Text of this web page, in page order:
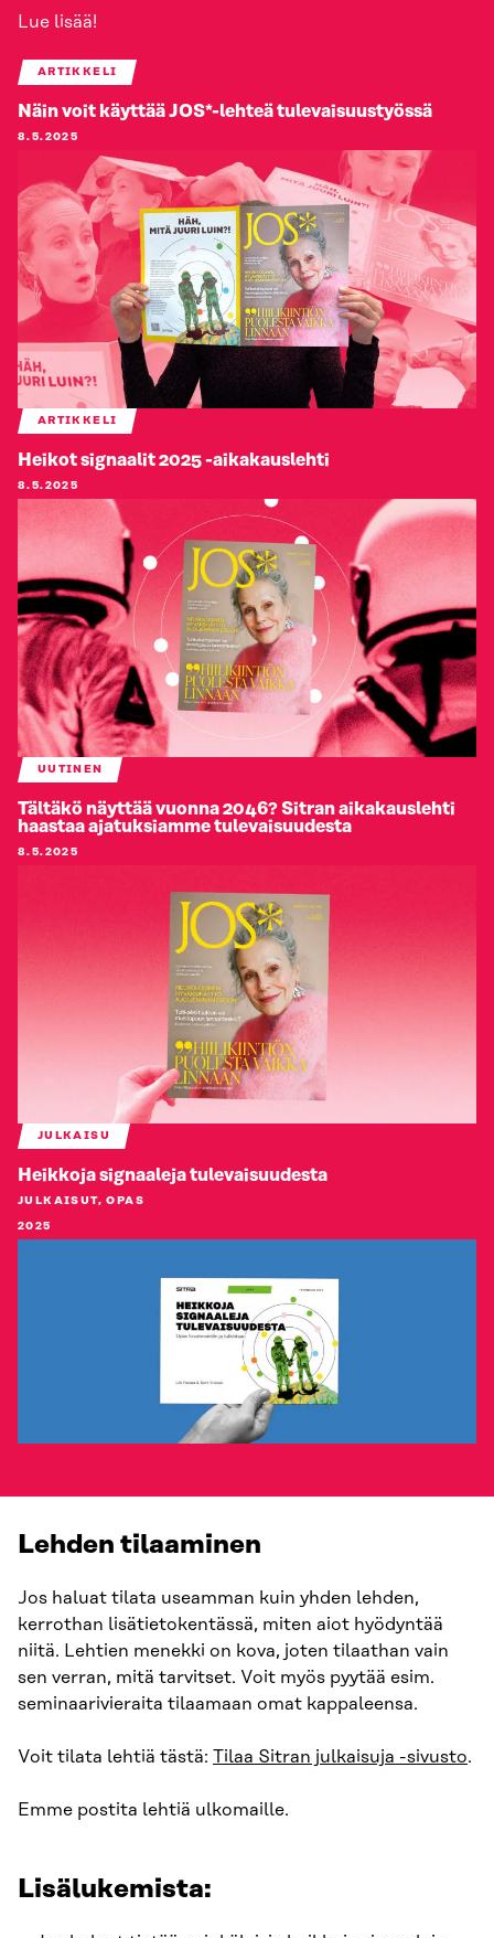
Lue lisää!
ARTIKKELI
Näin voit käyttää JOS*-lehteä tulevaisuustyössä
8.5.2025
ARTIKKELI
Heikot signaalit 2025 -aikakauslehti
8.5.2025
UUTINEN
Tältäkö näyttää vuonna 2046? Sitran aikakauslehti
haastaa ajatuksiamme tulevaisuudesta
8.5.2025
JULKAISU
Heikkoja signaaleja tulevaisuudesta
JULKAISUT, OPAS
2025
Lehden tilaaminen
Jos haluat tilata useamman kuin yhden lehden,
kerrothan lisätietokentässä, miten aiot hyödyntää
niitä. Lehtien menekki on kova, joten tilaathan vain
sen verran, mitä tarvitset. Voit myös pyytää esim.
seminaarivieraita tilaamaan omat kappaleensa.
Voit tilata lehtiä tästä: Tilaa Sitran julkaisuja -sivusto.
Emme postita lehtiä ulkomaille.
Lisälukemista: